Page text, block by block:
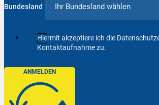
Bundesland
Hiermit akzeptiere ich die
Kontaktaufnahme zu.
ANMELDEN